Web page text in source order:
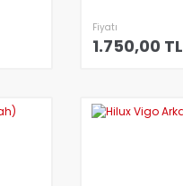
Fiyatı
1.750,00 TL